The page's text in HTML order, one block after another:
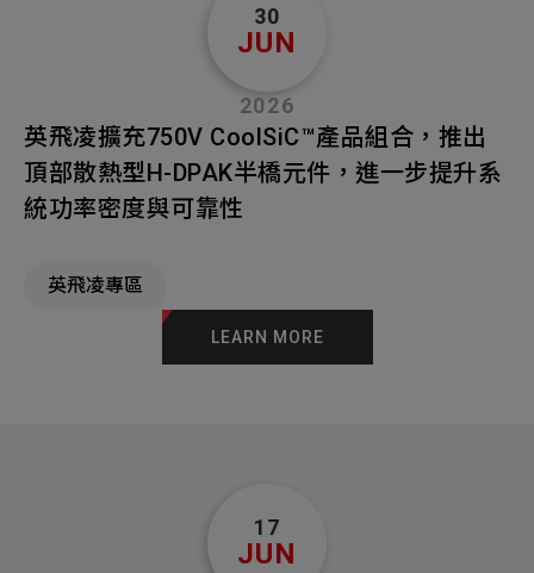
30
JUN
2026
英飛凌擴充750V CoolSiC™產品組合，推出
頂部散熱型H-DPAK半橋元件，進一步提升系
統功率密度與可靠性
英飛凌專區
LEARN MORE
17
JUN